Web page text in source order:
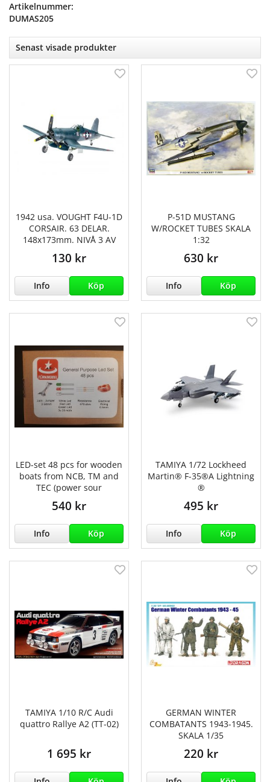
Artikelnummer:
DUMAS205
Senast visade produkter
1942 usa. VOUGHT F4U-1D
CORSAIR. 63 DELAR.
148x173mm. NIVÅ 3 AV
130 kr
Info Köp
P-51D MUSTANG
W/ROCKET TUBES SKALA
1:32
630 kr
Info Köp
LED-set 48 pcs for wooden
boats from NCB, TM and
TEC (power sour
540 kr
Info Köp
TAMIYA 1/72 Lockheed
Martin® F-35®A Lightning
®
495 kr
Info Köp
TAMIYA 1/10 R/C Audi
quattro Rallye A2 (TT-02)
1 695 kr
GERMAN WINTER
COMBATANTS 1943-1945.
SKALA 1/35
220 kr